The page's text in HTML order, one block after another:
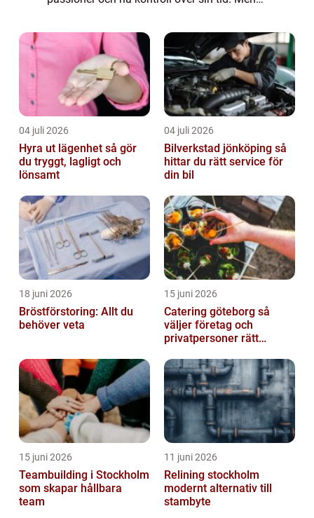
egenföretagare? Vilka olika typer av
egenföretaga...
04 juli 2026
Hyra ut lägenhet så gör
du tryggt, lagligt och
lönsamt
04 juli 2026
Bilverkstad jönköping så
hittar du rätt service för
din bil
18 juni 2026
Bröstförstoring: Allt du
behöver veta
15 juni 2026
Catering göteborg så
väljer företag och
privatpersoner rätt
15 juni 2026
Teambuilding i Stockholm
som skapar hållbara
team
11 juni 2026
Relining stockholm
modernt alternativ till
stambyte